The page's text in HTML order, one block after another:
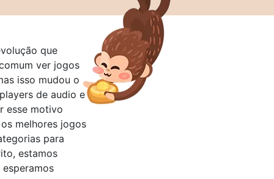
que
ver jogos
isso mudou o
de audio e
esse motivo
melhores jogos
para
estamos